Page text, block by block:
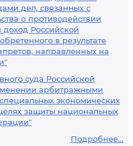
дел, связанных с
о противодействии
Российской
в результате
направленных на
суда Российской
арбитражными
экономических
защиты национальных
Подробнее...